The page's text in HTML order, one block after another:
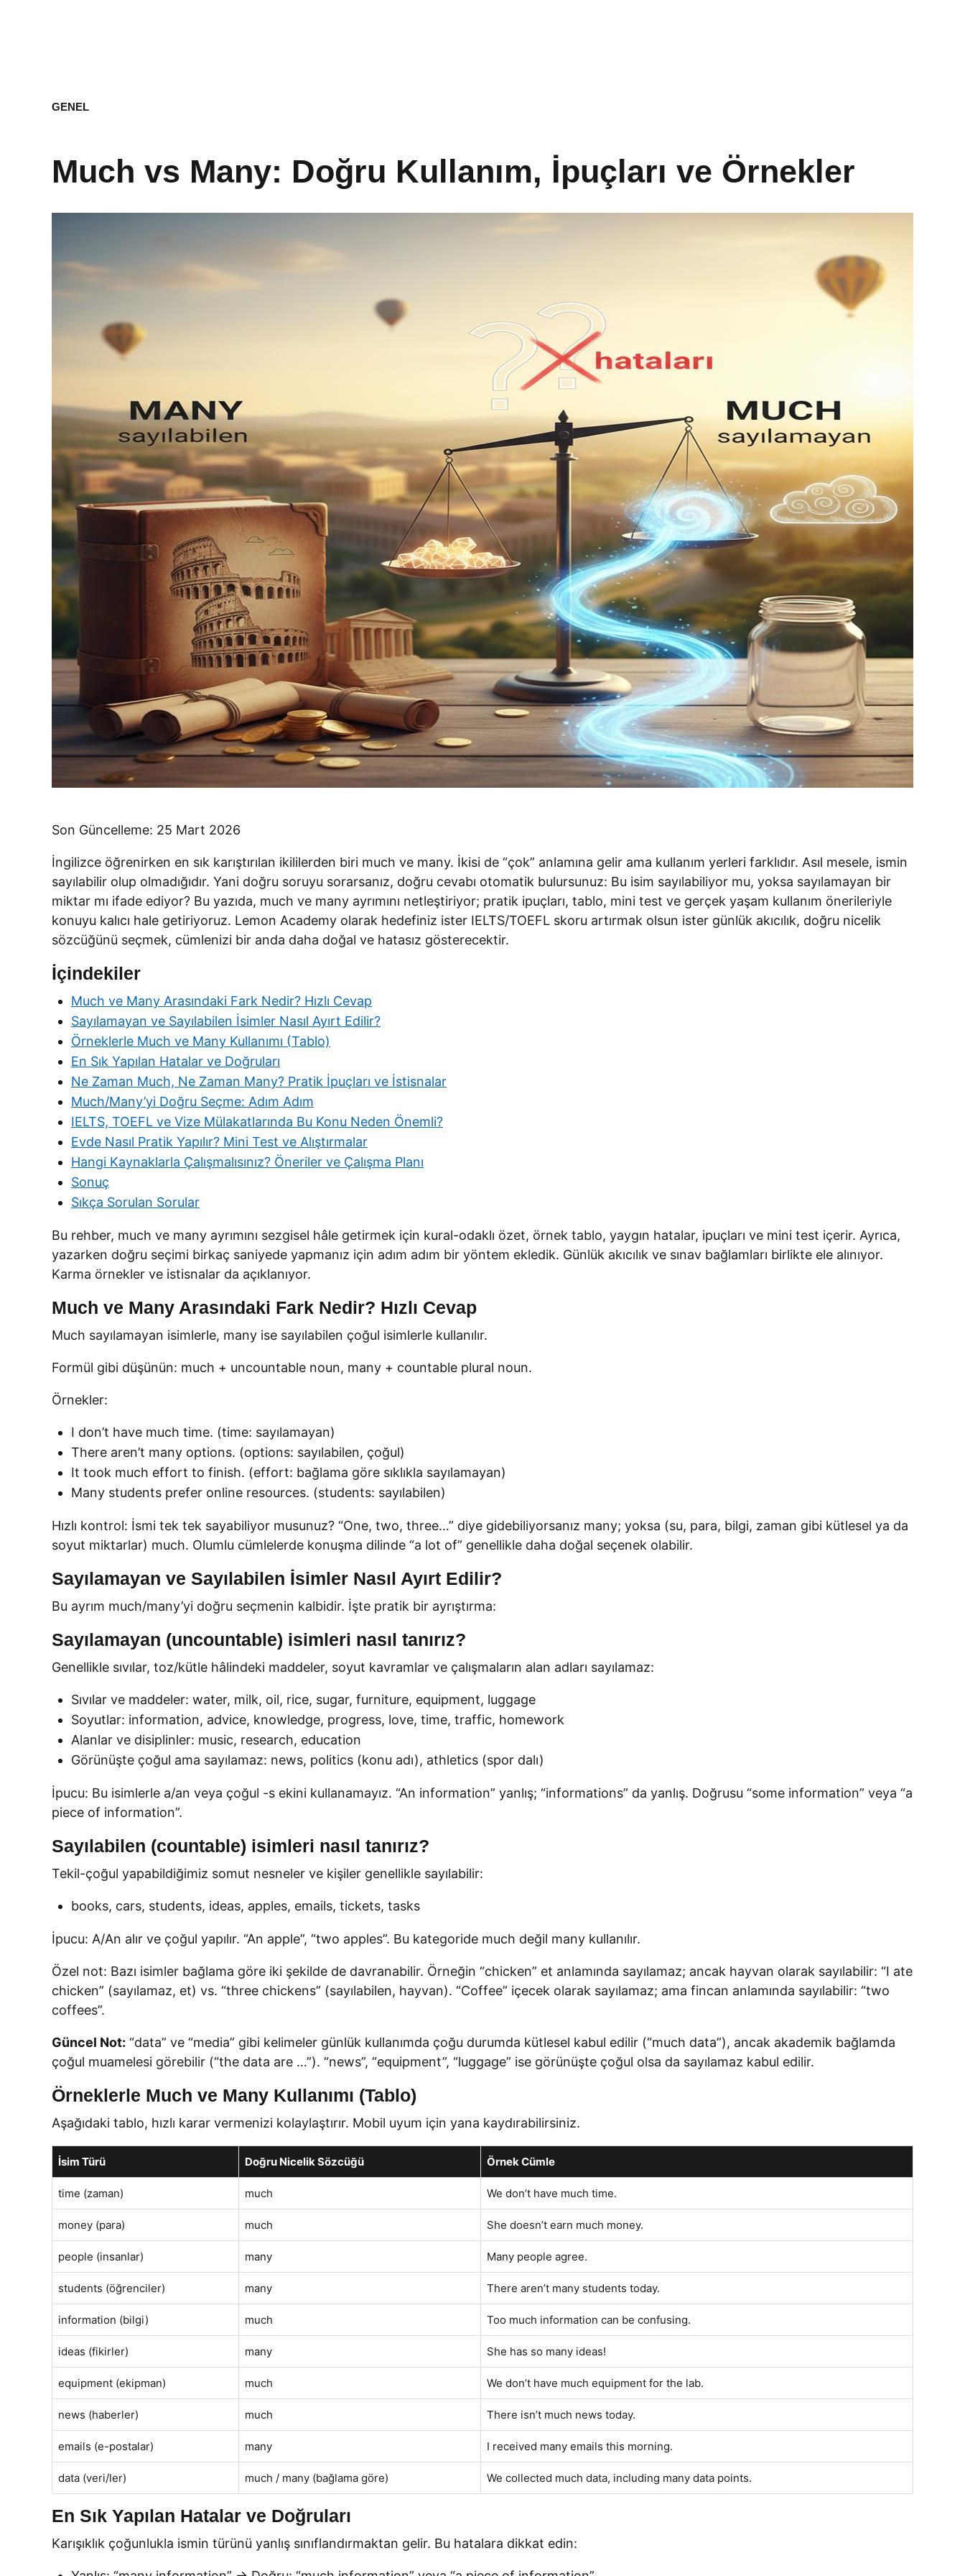
GENEL
Much vs Many: Doğru Kullanım, İpuçları ve Örnekler
Son Güncelleme: 25 Mart 2026
İngilizce öğrenirken en sık karıştırılan ikililerden biri much ve many. İkisi de “çok” anlamına gelir ama kullanım yerleri farklıdır. Asıl mesele, ismin
sayılabilir olup olmadığıdır. Yani doğru soruyu sorarsanız, doğru cevabı otomatik bulursunuz: Bu isim sayılabiliyor mu, yoksa sayılamayan bir
miktar mı ifade ediyor? Bu yazıda, much ve many ayrımını netleştiriyor; pratik ipuçları, tablo, mini test ve gerçek yaşam kullanım önerileriyle
konuyu kalıcı hale getiriyoruz. Lemon Academy olarak hedefiniz ister IELTS/TOEFL skoru artırmak olsun ister günlük akıcılık, doğru nicelik
sözcüğünü seçmek, cümlenizi bir anda daha doğal ve hatasız gösterecektir.
İçindekiler
Much ve Many Arasındaki Fark Nedir? Hızlı Cevap
Sayılamayan ve Sayılabilen İsimler Nasıl Ayırt Edilir?
Örneklerle Much ve Many Kullanımı (Tablo)
En Sık Yapılan Hatalar ve Doğruları
Ne Zaman Much, Ne Zaman Many? Pratik İpuçları ve İstisnalar
Much/Many’yi Doğru Seçme: Adım Adım
IELTS, TOEFL ve Vize Mülakatlarında Bu Konu Neden Önemli?
Evde Nasıl Pratik Yapılır? Mini Test ve Alıştırmalar
Hangi Kaynaklarla Çalışmalısınız? Öneriler ve Çalışma Planı
Sonuç
Sıkça Sorulan Sorular
Bu rehber, much ve many ayrımını sezgisel hâle getirmek için kural-odaklı özet, örnek tablo, yaygın hatalar, ipuçları ve mini test içerir. Ayrıca,
yazarken doğru seçimi birkaç saniyede yapmanız için adım adım bir yöntem ekledik. Günlük akıcılık ve sınav bağlamları birlikte ele alınıyor.
Karma örnekler ve istisnalar da açıklanıyor.
Much ve Many Arasındaki Fark Nedir? Hızlı Cevap
Much sayılamayan isimlerle, many ise sayılabilen çoğul isimlerle kullanılır.
Formül gibi düşünün: much + uncountable noun, many + countable plural noun.
Örnekler:
I don’t have much time. (time: sayılamayan)
There aren’t many options. (options: sayılabilen, çoğul)
It took much effort to finish. (effort: bağlama göre sıklıkla sayılamayan)
Many students prefer online resources. (students: sayılabilen)
Hızlı kontrol: İsmi tek tek sayabiliyor musunuz? “One, two, three…” diye gidebiliyorsanız many; yoksa (su, para, bilgi, zaman gibi kütlesel ya da
soyut miktarlar) much. Olumlu cümlelerde konuşma dilinde “a lot of” genellikle daha doğal seçenek olabilir.
Sayılamayan ve Sayılabilen İsimler Nasıl Ayırt Edilir?
Bu ayrım much/many’yi doğru seçmenin kalbidir. İşte pratik bir ayrıştırma:
Sayılamayan (uncountable) isimleri nasıl tanırız?
Genellikle sıvılar, toz/kütle hâlindeki maddeler, soyut kavramlar ve çalışmaların alan adları sayılamaz:
Sıvılar ve maddeler: water, milk, oil, rice, sugar, furniture, equipment, luggage
Soyutlar: information, advice, knowledge, progress, love, time, traffic, homework
Alanlar ve disiplinler: music, research, education
Görünüşte çoğul ama sayılamaz: news, politics (konu adı), athletics (spor dalı)
İpucu: Bu isimlerle a/an veya çoğul -s ekini kullanamayız. “An information” yanlış; “informations” da yanlış. Doğrusu “some information” veya “a
piece of information”.
Sayılabilen (countable) isimleri nasıl tanırız?
Tekil-çoğul yapabildiğimiz somut nesneler ve kişiler genellikle sayılabilir:
books, cars, students, ideas, apples, emails, tickets, tasks
İpucu: A/An alır ve çoğul yapılır. “An apple”, “two apples”. Bu kategoride much değil many kullanılır.
Özel not: Bazı isimler bağlama göre iki şekilde de davranabilir. Örneğin “chicken” et anlamında sayılamaz; ancak hayvan olarak sayılabilir: “I ate
chicken” (sayılamaz, et) vs. “three chickens” (sayılabilen, hayvan). “Coffee” içecek olarak sayılamaz; ama fincan anlamında sayılabilir: “two
coffees”.
Güncel Not: “data” ve “media” gibi kelimeler günlük kullanımda çoğu durumda kütlesel kabul edilir (“much data”), ancak akademik bağlamda
çoğul muamelesi görebilir (“the data are …”). “news”, “equipment”, “luggage” ise görünüşte çoğul olsa da sayılamaz kabul edilir.
Örneklerle Much ve Many Kullanımı (Tablo)
Aşağıdaki tablo, hızlı karar vermenizi kolaylaştırır. Mobil uyum için yana kaydırabilirsiniz.
İsim Türü Doğru Nicelik Sözcüğü Örnek Cümle
time (zaman) much We don’t have much time.
money (para) much She doesn’t earn much money.
people (insanlar) many Many people agree.
students (öğrenciler) many There aren’t many students today.
information (bilgi) much Too much information can be confusing.
ideas (fikirler) many She has so many ideas!
equipment (ekipman) much We don’t have much equipment for the lab.
news (haberler) much There isn’t much news today.
emails (e-postalar) many I received many emails this morning.
data (veri/ler) much / many (bağlama göre) We collected much data, including many data points.
En Sık Yapılan Hatalar ve Doğruları
Karışıklık çoğunlukla ismin türünü yanlış sınıflandırmaktan gelir. Bu hatalara dikkat edin: